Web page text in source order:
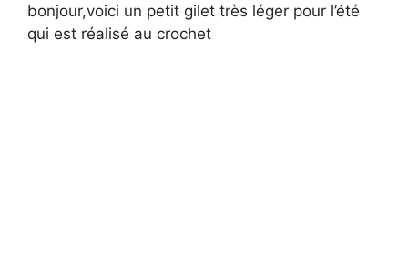
bonjour,voici un petit gilet très léger pour l’été
qui est réalisé au crochet